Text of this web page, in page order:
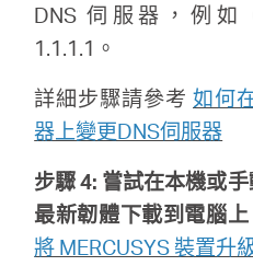
DNS 伺服器，例如
1.1.1.1。
詳細步驟請參考 如何
器上變更DNS伺服器
步驟 4: 嘗試在本機或
最新韌體下載到電腦上
將 MERCUSYS 裝置升